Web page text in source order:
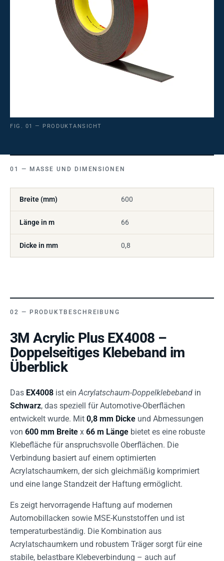
FIG. 01 — PRODUKTANSICHT
MASSE UND DIMENSIONEN
Breite (mm) 600
Länge in m 66
Dicke in mm 0,8
PRODUKTBESCHREIBUNG
3M Acrylic Plus EX4008 –
Doppelseitiges Klebeband im
Überblick
Das EX4008 ist einAcrylatschaum-Doppelklebeband in
Schwarz, das speziell für Automotive-Oberflächen
entwickelt wurde. Mit 0,8 mm Dicke und Abmessungen
von 600 mm Breite x 66 m Länge bietet es eine robuste
Klebefläche für anspruchsvolle Oberflächen. Die
Verbindung basiert auf einem optimierten
Acrylatschaumkern, der sich gleichmäßig komprimiert
und eine lange Standzeit der Haftung ermöglicht.
Es zeigt hervorragende Haftung auf modernen
Automobillacken sowie MSE-Kunststoffen und ist
temperaturbeständig. Die Kombination aus
Acrylatschaumkern und robustem Träger sorgt für eine
stabile, belastbare Klebeverbindung – auch auf